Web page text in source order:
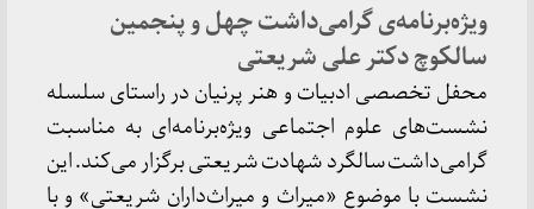
ویژه‌برنامه‌ی گرامی‌داشت چهل و پنجمین
سالکوچ دکتر علی شریعتی
محفل تخصصی ادبیات و هنر پرنیان در راستای سلسله
نشست‌های علوم اجتماعی ویژه‌برنامه‌ای به مناسبت
گرامی‌داشت سالگرد شهادت شریعتی برگزار می‌کند. این
نشست با موضوع «میراث و میراث‌داران شریعتی» و با